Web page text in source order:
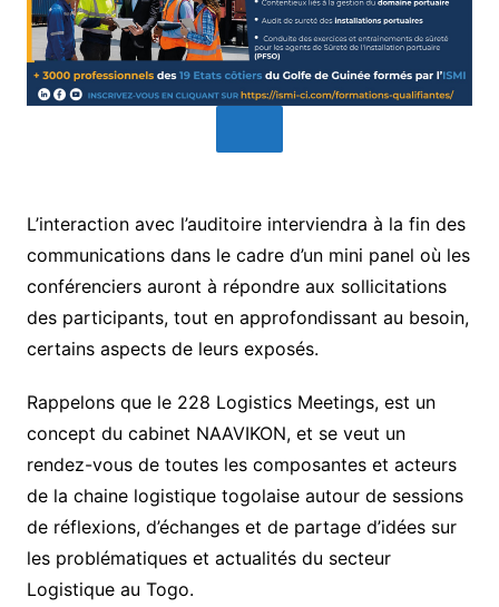
L’interaction avec l’auditoire interviendra à la fin des
communications dans le cadre d’un mini panel où les
conférenciers auront à répondre aux sollicitations
des participants, tout en approfondissant au besoin,
certains aspects de leurs exposés.
Rappelons que le 228 Logistics Meetings, est un
concept du cabinet NAAVIKON, et se veut un
rendez-vous de toutes les composantes et acteurs
de la chaine logistique togolaise autour de sessions
de réflexions, d’échanges et de partage d’idées sur
les problématiques et actualités du secteur
Logistique au Togo.